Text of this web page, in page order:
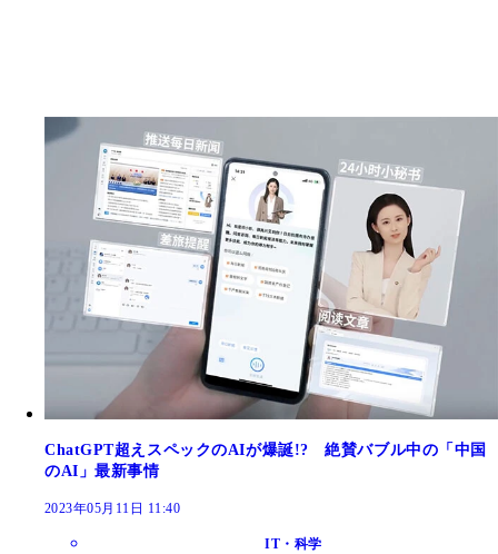
ChatGPT超えスペックのAIが爆誕!? 絶賛バブル中の「中国
のAI」最新事情
2023年05月11日 11:40
IT・科学